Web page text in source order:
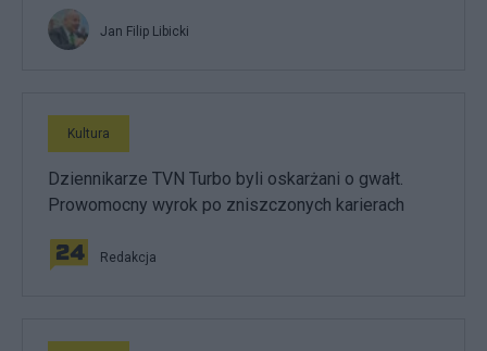
Jan Filip Libicki
Kultura
Dziennikarze TVN Turbo byli oskarżani o gwałt.
Prowomocny wyrok po zniszczonych karierach
Redakcja